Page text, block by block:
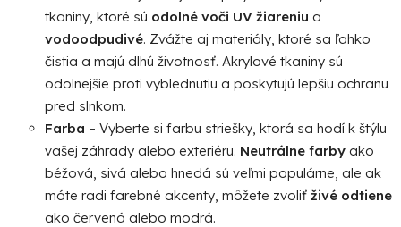
tkaniny, ktoré sú odolné voči UV žiareniu a
vodoodpudivé. Zvážte aj materiály, ktoré sa ľahko
čistia a majú dlhú životnosť. Akrylové tkaniny sú
odolnejšie proti vyblednutiu a poskytujú lepšiu ochranu
pred slnkom.
Farba – Vyberte si farbu striešky, ktorá sa hodí k štýlu
vašej záhrady alebo exteriéru. Neutrálne farby ako
béžová, sivá alebo hnedá sú veľmi populárne, ale ak
máte radi farebné akcenty, môžete zvoliť živé odtiene
ako červená alebo modrá.